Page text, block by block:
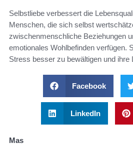
Selbstliebe verbessert die
Menschen, die sich selbst
zwischenmenschliche Beziehungen
emotionales Wohlbefinden verfügen.
Stress besser zu bewältigen und ihre
Facebook
LinkedIn
Mas